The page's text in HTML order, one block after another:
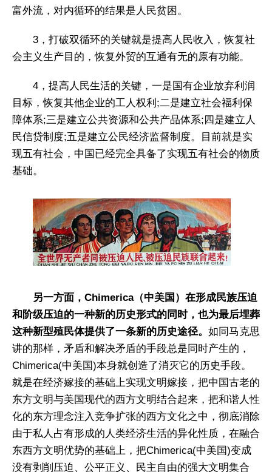
富外流，对内循环的结果是人民贫困。
3，打破双循环的关键就是提高人民收入，恢复社
会主义生产目的，恢复外贸的互通有无的原有功能。
4，提高人民生活的关键，一是国有企业放弃利润
目标，恢复其他企业的工人权利;二是建立社会福利保
障体系;三是建立公共资源和公共产品体系;四是建立人
民信贷制度;五是建立公民经济监督制度。目前就是实
现五有社会，中国已经完全具备了实现五有社会的物质
基础。
另一方面，Chimerica（中美国）在形成民族压迫
和阶级压迫的一种新的历史形式的同时，也为最后埋葬
这种新型殖民体提供了一条新的历史途径。 如同马克思
讲的那样，矛盾和解决矛盾的手段总是同时产生的，
Chimerica(中美国)本身就创造了消灭它的历史手段。
就是在经济嫁接的基础上实现文明嫁接，把中国古老的
东方文明与美国现代的西方文明结合起来，把和谐人性
化的东方理念注入竞争扩张的西方文化之中，彻底消除
由于私人占有形成的人类经济生活的异化性质，在融合
东西方文明优势的基础上，把Chimerica(中美国)变成
没有剥削压迫、公平正义、民主自由的强大文明集合